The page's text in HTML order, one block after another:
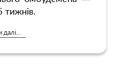
тижнів.